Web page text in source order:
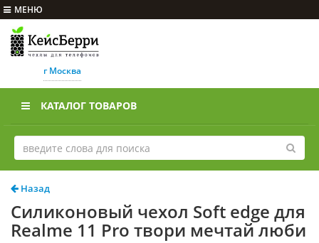
МЕНЮ
г Москва
КАТАЛОГ ТОВАРОВ
Назад
Силиконовый чехол Soft edge для
Realme 11 Pro твори мечтай люби